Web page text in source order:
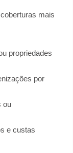
mais
propriedades
por
ou
e custas